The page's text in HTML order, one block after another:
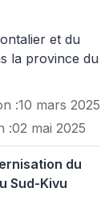
et du
la province du
:10 mars 2025
:02 mai 2025
du
Sud-Kivu